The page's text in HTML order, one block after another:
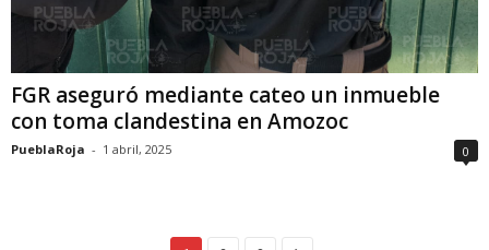
FGR aseguró mediante cateo un inmueble
con toma clandestina en Amozoc
PueblaRoja - 1 abril, 2025 0